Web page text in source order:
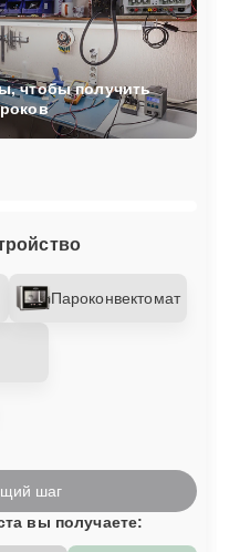
Пароконвектомат
чтобы получить
шаг
вы получаете: